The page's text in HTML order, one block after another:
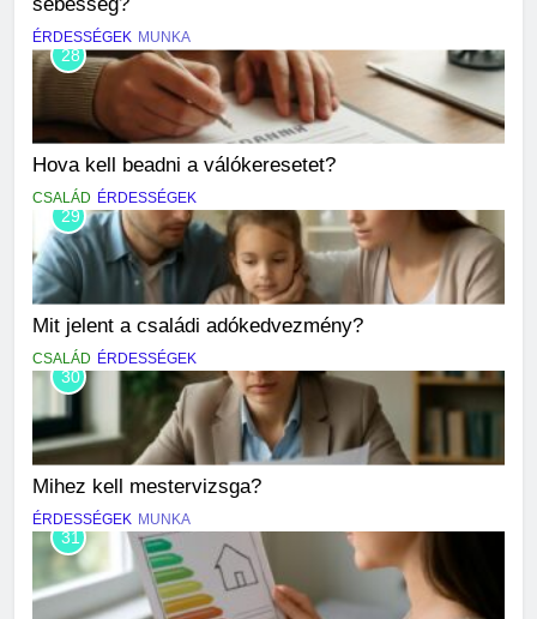
ÉRDESSÉGEK MUNKA
28
Hova kell beadni a válókeresetet?
CSALÁD ÉRDESSÉGEK
29
Mit jelent a családi adókedvezmény?
CSALÁD ÉRDESSÉGEK
30
Mihez kell mestervizsga?
ÉRDESSÉGEK MUNKA
31